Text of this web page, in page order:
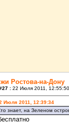
Ростова-на-Дону
: 22 Июля 2011,
Июля 2011, 12:39:34
знает, на Зеленом